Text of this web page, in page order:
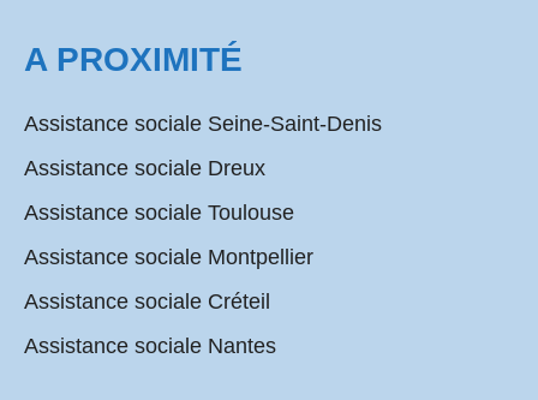
A PROXIMITÉ
Assistance sociale Seine-Saint-Denis
Assistance sociale Dreux
Assistance sociale Toulouse
Assistance sociale Montpellier
Assistance sociale Créteil
Assistance sociale Nantes